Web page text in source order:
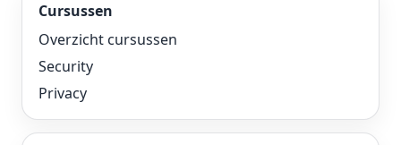
Cursussen
Overzicht cursussen
Security
Privacy